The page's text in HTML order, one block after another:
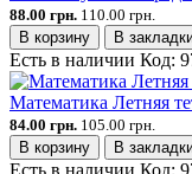
88.00 грн. 110.00 грн.
В корзину
В
Есть в наличии Код:
Математика Летняя
84.00 грн. 105.00 грн.
В корзину
В